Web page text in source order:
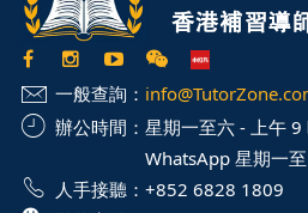
一般查詢：
辦公時間： 星期一至六 - 上午
WhatsApp 星期一
人手接聽： +852 6828 1809